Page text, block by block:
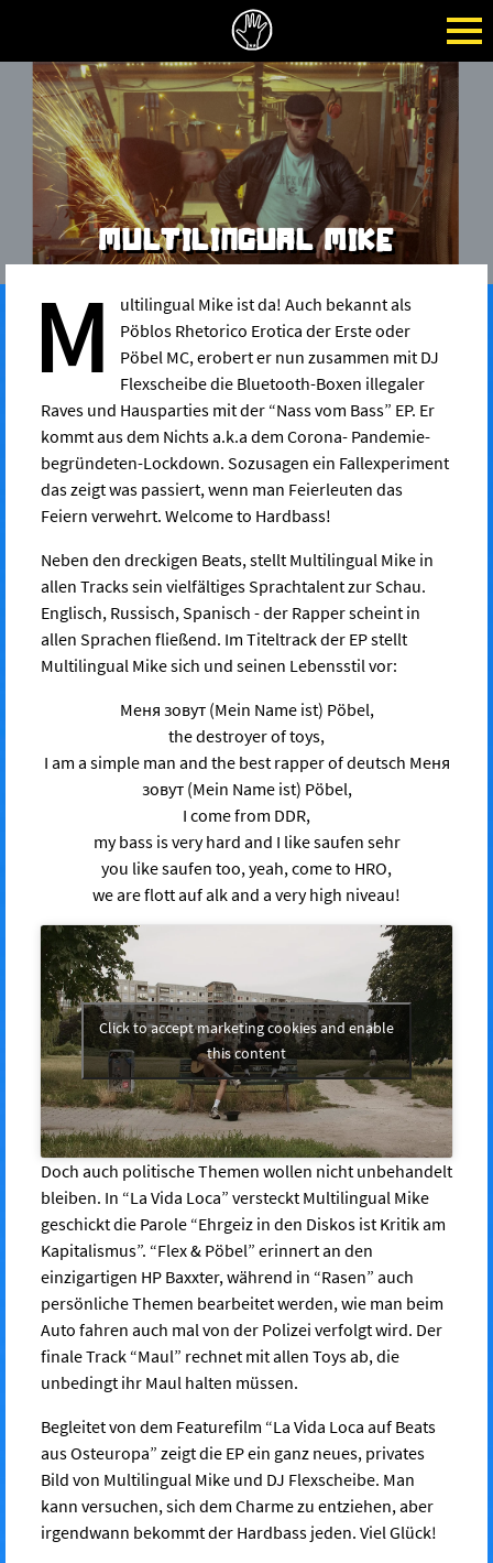
MULTILINGUAL MIKE
M
ultilingual Mike ist da! Auch bekannt als
Pöblos Rhetorico Erotica der Erste oder
Pöbel MC, erobert er nun zusammen mit DJ
Flexscheibe die Bluetooth-Boxen illegaler
Raves und Hausparties mit der “Nass vom Bass” EP. Er
kommt aus dem Nichts a.k.a dem Corona- Pandemie-
begründeten-Lockdown. Sozusagen ein Fallexperiment
das zeigt was passiert, wenn man Feierleuten das
Feiern verwehrt. Welcome to Hardbass!
Neben den dreckigen Beats, stellt Multilingual Mike in
allen Tracks sein vielfältiges Sprachtalent zur Schau.
Englisch, Russisch, Spanisch - der Rapper scheint in
allen Sprachen fließend. Im Titeltrack der EP stellt
Multilingual Mike sich und seinen Lebensstil vor:
Меня зовут (Mein Name ist) Pöbel,
the destroyer of toys,
I am a simple man and the best rapper of deutsch Меня
зовут (Mein Name ist) Pöbel,
I come from DDR,
my bass is very hard and I like saufen sehr
you like saufen too, yeah, come to HRO,
we are flott auf alk and a very high niveau!
Click to accept marketing cookies and enable
this content
Doch auch politische Themen wollen nicht unbehandelt
bleiben. In “La Vida Loca” versteckt Multilingual Mike
geschickt die Parole “Ehrgeiz in den Diskos ist Kritik am
Kapitalismus”. “Flex & Pöbel” erinnert an den
einzigartigen HP Baxxter, während in “Rasen” auch
persönliche Themen bearbeitet werden, wie man beim
Auto fahren auch mal von der Polizei verfolgt wird. Der
finale Track “Maul” rechnet mit allen Toys ab, die
unbedingt ihr Maul halten müssen.
Begleitet von dem Featurefilm “La Vida Loca auf Beats
aus Osteuropa” zeigt die EP ein ganz neues, privates
Bild von Multilingual Mike und DJ Flexscheibe. Man
kann versuchen, sich dem Charme zu entziehen, aber
irgendwann bekommt der Hardbass jeden. Viel Glück!